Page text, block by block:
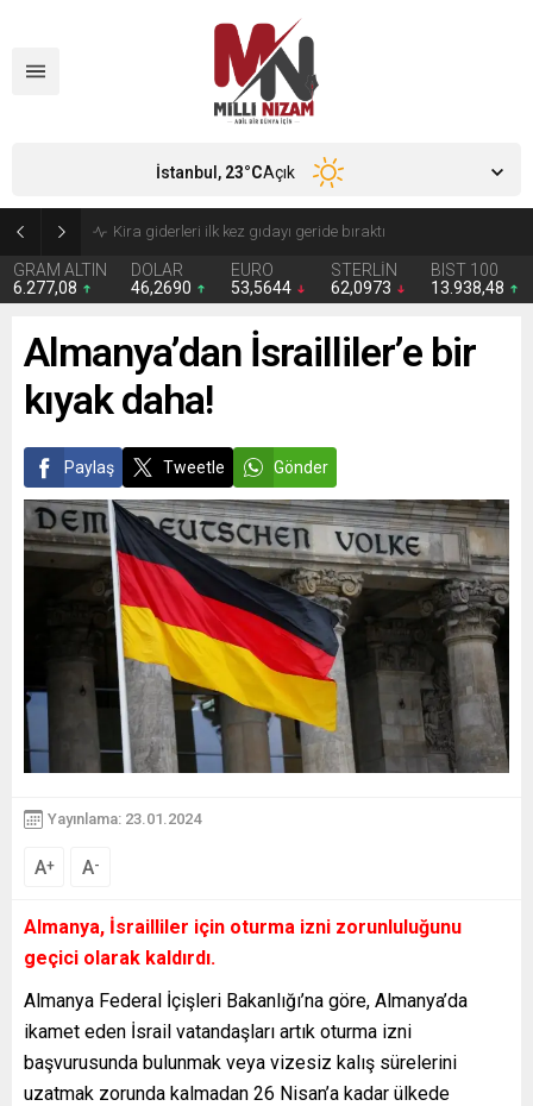
GRAM ALTIN
6.277,08
DOLAR
46,2690
EURO
53,5644
STERLİN
62,0973
BIST 100
13.938,48
İstanbul, 23°CAçık
Almanya’dan İsrailliler’e bir
kıyak daha!
Paylaş Tweetle Gönder
Yayınlama: 23.01.2024
A+ A-
Almanya, İsrailliler için oturma izni zorunluluğunu
geçici olarak kaldırdı.
Almanya Federal İçişleri Bakanlığı’na göre, Almanya’da
ikamet eden İsrail vatandaşları artık oturma izni
başvurusunda bulunmak veya vizesiz kalış sürelerini
uzatmak zorunda kalmadan 26 Nisan’a kadar ülkede